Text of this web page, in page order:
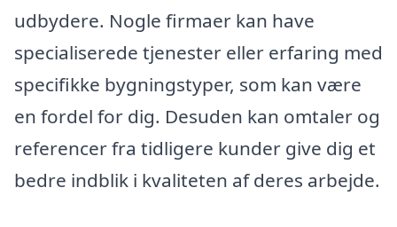
udbydere. Nogle firmaer kan have
specialiserede tjenester eller erfaring med
specifikke bygningstyper, som kan være
en fordel for dig. Desuden kan omtaler og
referencer fra tidligere kunder give dig et
bedre indblik i kvaliteten af deres arbejde.